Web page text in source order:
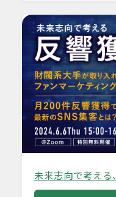
未来志向で考える